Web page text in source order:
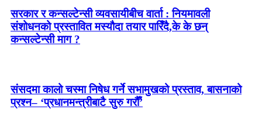
सरकार र कन्सल्टेन्सी व्यवसायीबीच वार्ता : नियमावली
संशोधनको प्रस्तावित मस्यौदा तयार पारिँदै,के के छन्
कन्सल्टेन्सी माग ?
संसदमा कालो चस्मा निषेध गर्ने सभामुखको प्रस्ताव, बासनाको
प्रश्न– ‘प्रधानमन्त्रीबाटै सुरु गरौँ’